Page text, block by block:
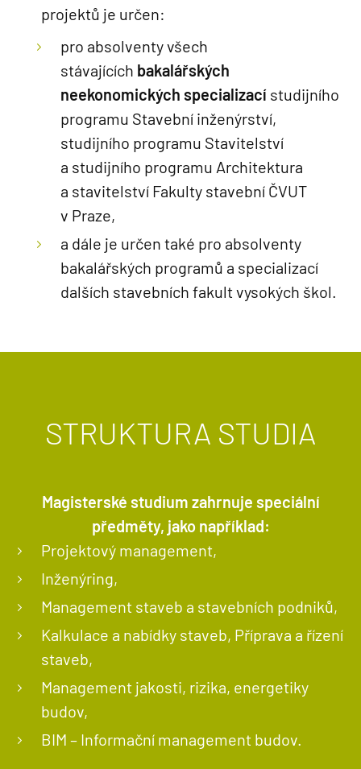
projektů je určen:
pro absolventy všech
stávajících bakalářských
neekonomických specializací studijního
programu Stavební inženýrství,
studijního programu Stavitelství
a studijního programu Architektura
a stavitelství Fakulty stavební ČVUT
v Praze,
a dále je určen také pro absolventy
bakalářských programů a specializací
dalších stavebních fakult vysokých škol.
STRUKTURA STUDIA
Magisterské studium zahrnuje speciální
předměty, jako například:
Projektový management,
Inženýring,
Management staveb a stavebních podniků,
Kalkulace a nabídky staveb, Příprava a řízení
staveb,
Management jakosti, rizika, energetiky
budov,
BIM – Informační management budov.